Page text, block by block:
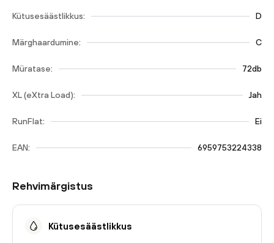
Kütusesäästlikkus: D
Märghaardumine: C
Müratase: 72db
XL (eXtra Load): Jah
RunFlat: Ei
EAN: 6959753224338
Rehvimärgistus
Kütusesäästlikkus